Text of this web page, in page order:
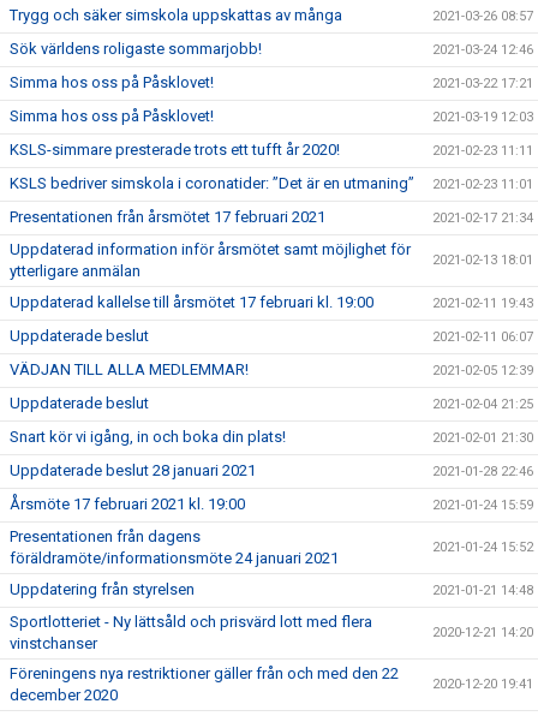
Trygg och säker simskola uppskattas av många 2021-03-26 08:57
Sök världens roligaste sommarjobb! 2021-03-24 12:46
Simma hos oss på Påsklovet! 2021-03-22 17:21
Simma hos oss på Påsklovet! 2021-03-19 12:03
KSLS-simmare presterade trots ett tufft år 2020! 2021-02-23 11:11
KSLS bedriver simskola i coronatider: ”Det är en utmaning” 2021-02-23 11:01
Presentationen från årsmötet 17 februari 2021 2021-02-17 21:34
Uppdaterad information inför årsmötet samt möjlighet för
ytterligare anmälan
2021-02-13 18:01
Uppdaterad kallelse till årsmötet 17 februari kl. 19:00 2021-02-11 19:43
Uppdaterade beslut 2021-02-11 06:07
VÄDJAN TILL ALLA MEDLEMMAR! 2021-02-05 12:39
Uppdaterade beslut 2021-02-04 21:25
Snart kör vi igång, in och boka din plats! 2021-02-01 21:30
Uppdaterade beslut 28 januari 2021 2021-01-28 22:46
Årsmöte 17 februari 2021 kl. 19:00 2021-01-24 15:59
Presentationen från dagens
föräldramöte/informationsmöte 24 januari 2021
2021-01-24 15:52
Uppdatering från styrelsen 2021-01-21 14:48
Sportlotteriet - Ny lättsåld och prisvärd lott med flera
vinstchanser
2020-12-21 14:20
Föreningens nya restriktioner gäller från och med den 22
december 2020
2020-12-20 19:41